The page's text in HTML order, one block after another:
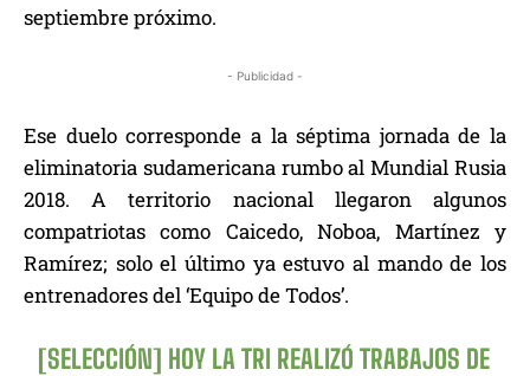
septiembre próximo.
- Publicidad -
Ese duelo corresponde a la séptima jornada de la
eliminatoria sudamericana rumbo al Mundial Rusia
2018. A territorio nacional llegaron algunos
compatriotas como Caicedo, Noboa, Martínez y
Ramírez; solo el último ya estuvo al mando de los
entrenadores del ‘Equipo de Todos’.
[SELECCIÓN] HOY LA TRI REALIZÓ TRABAJOS DE